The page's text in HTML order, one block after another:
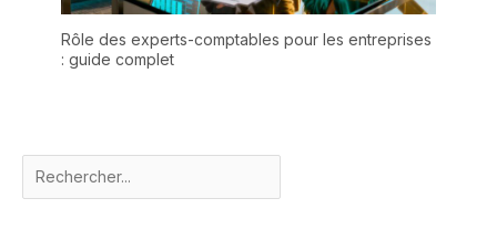
Rôle des experts-comptables pour les entreprises
: guide complet